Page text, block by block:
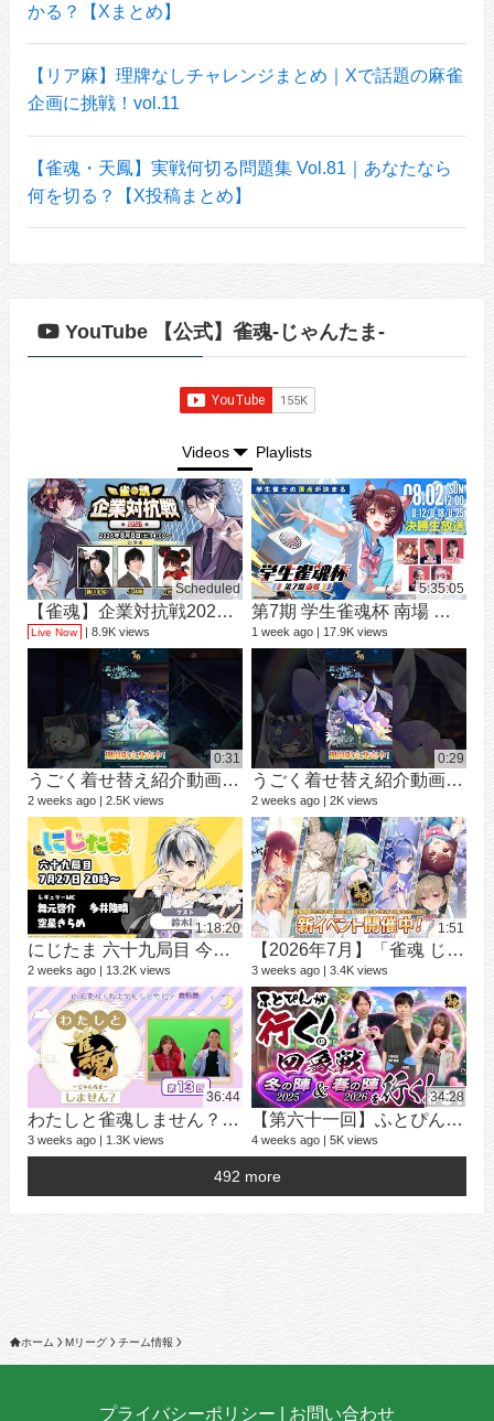
かる？【Xまとめ】
【リア麻】理牌なしチャレンジまとめ｜Xで話題の麻雀
企画に挑戦！vol.11
【雀魂・天鳳】実戦何切る問題集 Vol.81｜あなたなら
何を切る？【X投稿まとめ】
YouTube 【公式】雀魂-じゃんたま-
Videos Playlists
Scheduled
【雀魂】企業対抗戦2026【予選】
Live Now 8.9K views
5:35:05
第7期 学生雀魂杯 南場 決勝
1 week ago 17.9K views
0:31
うごく着せ替え紹介動画 ミラ #shorts
2 weeks ago 2.5K views
0:29
うごく着せ替え紹介動画 七海 礼奈 #shorts
2 weeks ago 2K views
1:18:20
にじたま 六十九局目 今日は何のルールで遊ぼうかにゃ？
2 weeks ago 13.2K views
1:51
【2026年7月】「雀魂 じゃんたま」 イベント 新内容一覧
3 weeks ago 3.4K views
36:44
わたしと雀魂しません？ 第13回目内田真礼とおはなししません！？
3 weeks ago 1.3K views
34:28
【第六十一回】ふとぴんが行く！四象戦 冬の陣25/春の陣26 編
4 weeks ago 5K views
492 more
ホーム Mリーグ チーム情報
プライバシーポリシー | お問い合わせ